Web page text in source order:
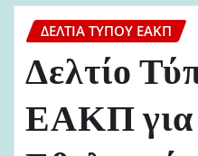
ΔΕΛΤΊΑ ΤΎΠΟΥ ΕΑΚΠ
Δελτίο
ΕΑΚΠ για